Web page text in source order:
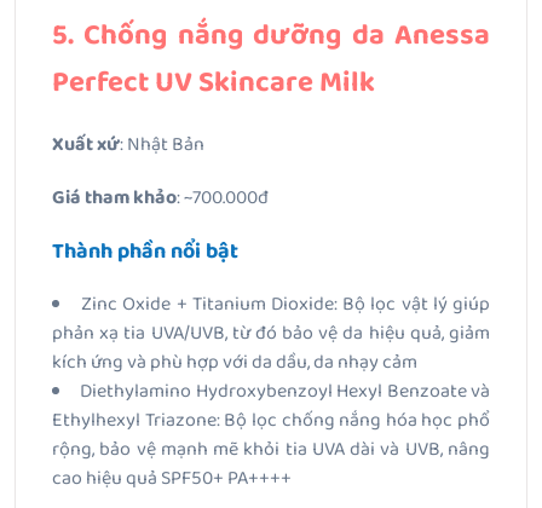
5. Chống nắng dưỡng da Anessa
Perfect UV Skincare Milk
Xuất xứ: Nhật Bản
Giá tham khảo: ~700.000đ
Thành phần nổi bật
Zinc Oxide + Titanium Dioxide: Bộ lọc vật lý giúp
phản xạ tia UVA/UVB, từ đó bảo vệ da hiệu quả, giảm
kích ứng và phù hợp với da dầu, da nhạy cảm
Diethylamino Hydroxybenzoyl Hexyl Benzoate và
Ethylhexyl Triazone: Bộ lọc chống nắng hóa học phổ
rộng, bảo vệ mạnh mẽ khỏi tia UVA dài và UVB, nâng
cao hiệu quả SPF50+ PA++++